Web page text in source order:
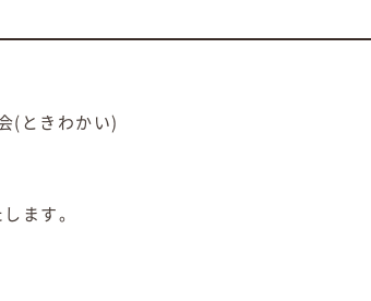
(ときわかい)
ます。